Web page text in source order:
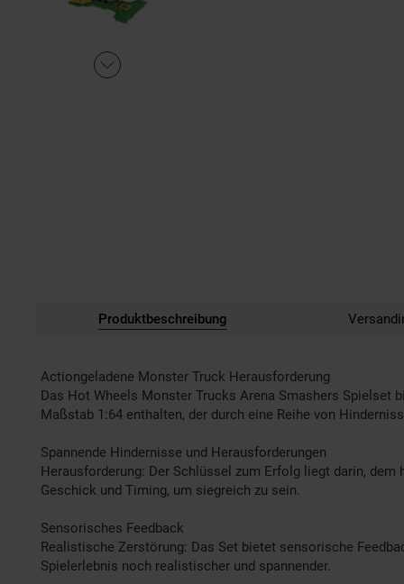
Produktbeschreibung
Actiongeladene Monster Truck Herausforderung
Das Hot Wheels Monster Trucks Arena Smashers Spielset
Maßstab 1:64 enthalten, der durch eine Reihe von
Spannende Hindernisse und Herausforderungen
Herausforderung: Der Schlüssel zum Erfolg liegt darin,
Geschick und Timing, um siegreich zu sein.
Sensorisches Feedback
Realistische Zerstörung: Das Set bietet sensorische
Spielerlebnis noch realistischer und spannender.